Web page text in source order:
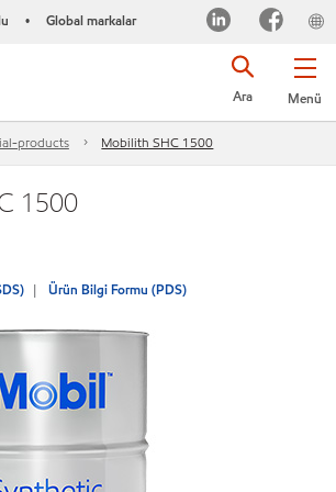
• Global markalar
Menü
Ara
products Mobilith SHC 1500
1500
Ürün Bilgi Formu (PDS)